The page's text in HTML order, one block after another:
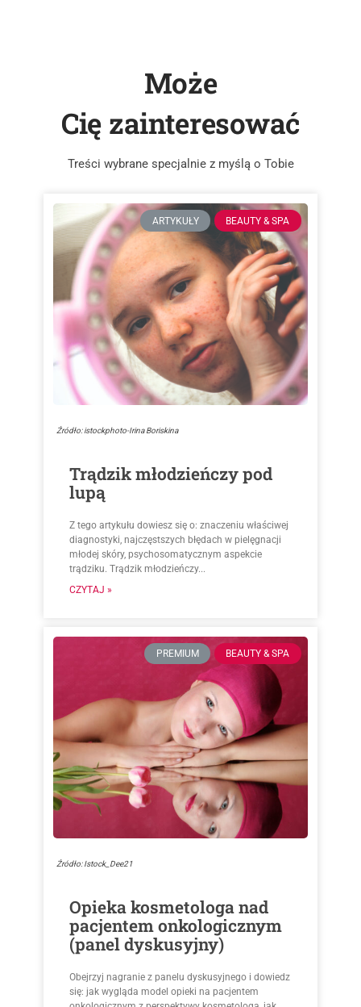
Może
Cię zainteresować
Treści wybrane specjalnie z myślą o Tobie
ARTYKUŁY BEAUTY & SPA
Źródło: istockphoto-Irina Boriskina
Trądzik młodzieńczy pod
lupą
Z tego artykułu dowiesz się o: znaczeniu właściwej
diagnostyki, najczęstszych błędach w pielęgnacji
młodej skóry, psychosomatycznym aspekcie
trądziku. Trądzik młodzieńczy...
CZYTAJ »
PREMIUM BEAUTY & SPA
Źródło: Istock_Dee21
Opieka kosmetologa nad
pacjentem onkologicznym
(panel dyskusyjny)
Obejrzyj nagranie z panelu dyskusyjnego i dowiedz
się: jak wygląda model opieki na pacjentem